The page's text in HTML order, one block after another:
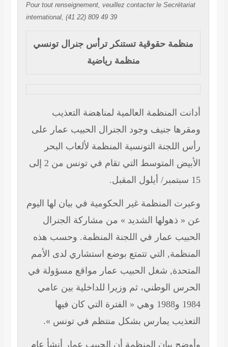
Pour tout renseignement, veuillez contacter le
international, (41 22) 809 49 39
حقوقية تستنكر ترأس جنرال تونسي
منظمة رياضية
المنظمة العالمية لمناهضة التعذيب
جنيف وجود الجنرال الحبيب عمار على
اللجنة التونسية المنظمة لألعاب البحر
الأبيض المتوسط التي تقام في تونس من 2 إلى
المنظمة غير الحكومية في بيان لها اليوم
ذهولها الشديد » من مشاركة الجنرال
عمار في اللجنة المنظمة. وحسب هذه
التي تتمتع بوضع استشاري لدى الأمم
شغل الحبيب عمار مواقع مسؤولة في
الوطني، ثم وزيرا للداخلية بين عامي
1984 و1988 وهي « الفترة التي كان فيها
يمارس بشكل منتظم في تونس ».
بيان المنظمة أن الحبيب عمار أنشأ عام